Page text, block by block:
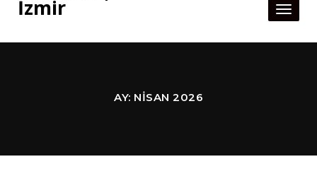
Toggle
AY: NISAN 2026